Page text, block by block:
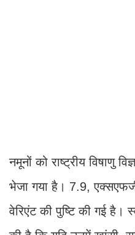
नमूनों को राष्ट्रीय विषाणु
भेजा गया है। 7.9,
वेरिएंट की पुष्टि की गई है।